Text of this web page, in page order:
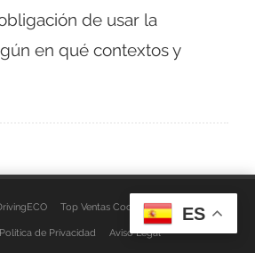
de usar la
en qué contextos y
Top Ventas Coches EspacioFurgo
Política de Privacidad Aviso Legal
ES